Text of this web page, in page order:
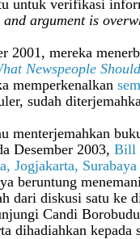
untuk verifikasi
and argument is
2001, mereka
Newspeople
memperkenalkan
sudah
menterjemahkan
Desember 2003, Bill
Jogjakarta,
beruntung
dari diskusi satu ke
Candi
dihadiahkan kepada